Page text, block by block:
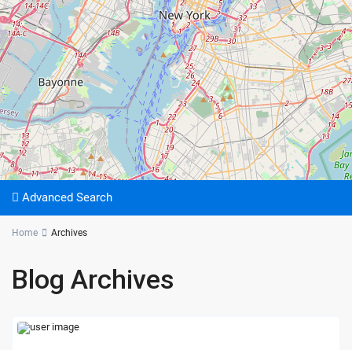
Advanced Search
Home Archives
Blog Archives